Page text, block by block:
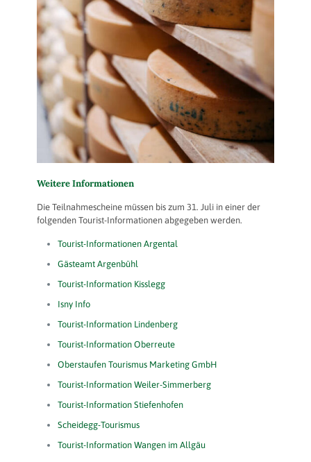
Weitere Informationen
Die Teilnahmescheine müssen bis zum 31. Juli in einer der
folgenden Tourist-Informationen abgegeben werden.
Tourist-Informationen Argental
Gästeamt Argenbühl
Tourist-Information Kisslegg
Isny Info
Tourist-Information Lindenberg
Tourist-Information Oberreute
Oberstaufen Tourismus Marketing GmbH
Tourist-Information Weiler-Simmerberg
Tourist-Information Stiefenhofen
Scheidegg-Tourismus
Tourist-Information Wangen im Allgäu